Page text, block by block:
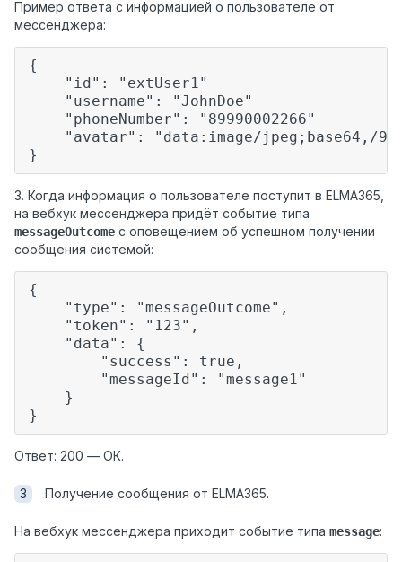
Пример ответа с информацией о пользователе от
мессенджера:
{
"id": "extUser1"
"username": "JohnDoe"
"phoneNumber": "89990002266"
"avatar": "data:image/jpeg;base64,/9j/
}
3. Когда информация о пользователе поступит в ELMA365,
на вебхук мессенджера придёт событие типа
messageOutcome с оповещением об успешном получении
сообщения системой:
{
"type": "messageOutcome",
"token": "123",
"data": {
"success": true,
"messageId": "message1"
}
}
Ответ: 200 — ОК.
Получение сообщения от ELMA365.
На вебхук мессенджера приходит событие типа message: